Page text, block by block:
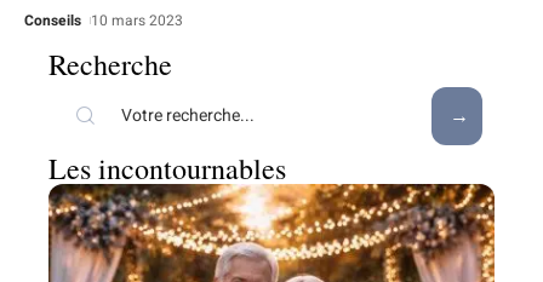
Conseils 10 mars 2023
Recherche
Les incontournables